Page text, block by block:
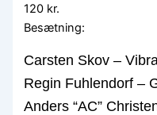
120 kr.
Besætning:
Carsten Skov –
Regin Fuhlendorf –
Anders “AC”